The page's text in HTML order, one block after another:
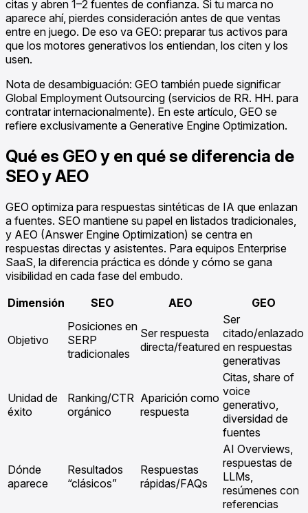
citas y abren 1–2 fuentes de confianza. Si tu marca no
aparece ahí, pierdes consideración antes de que ventas
entre en juego. De eso va GEO: preparar tus activos para
que los motores generativos los entiendan, los citen y los
usen.
Nota de desambiguación: GEO también puede significar
Global Employment Outsourcing (servicios de RR. HH. para
contratar internacionalmente). En este artículo, GEO se
refiere exclusivamente a Generative Engine Optimization.
Qué es GEO y en qué se diferencia de
SEO y AEO
GEO optimiza para respuestas sintéticas de IA que enlazan
a fuentes. SEO mantiene su papel en listados tradicionales,
y AEO (Answer Engine Optimization) se centra en
respuestas directas y asistentes. Para equipos Enterprise
SaaS, la diferencia práctica es dónde y cómo se gana
visibilidad en cada fase del embudo.
Dimensión
SEO AEO GEO
Objetivo
Posiciones en
SERP
tradicionales
Ser respuesta
directa/featured
Ser
citado/enlazado
en respuestas
generativas
Unidad de
éxito
Ranking/CTR
orgánico
Aparición como
respuesta
Citas, share of
voice
generativo,
diversidad de
fuentes
Dónde
aparece
Resultados
“clásicos”
Respuestas
rápidas/FAQs
AI Overviews,
respuestas de
LLMs,
resúmenes con
referencias